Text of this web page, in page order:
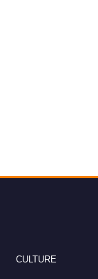
CULTURE